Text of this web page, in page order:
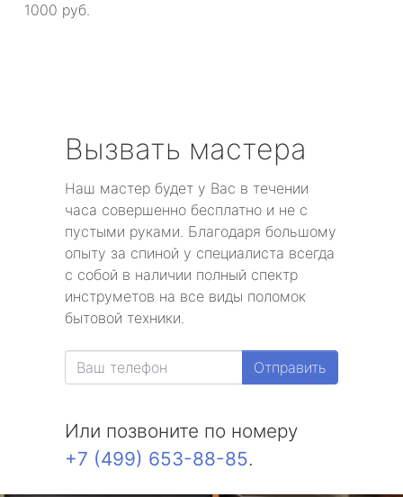
1000 руб.
Вызвать мастера
Наш мастер будет у Вас в течении
часа совершенно бесплатно и не с
пустыми руками. Благодаря большому
опыту за спиной у специалиста всегда
с собой в наличии полный спектр
инструметов на все виды поломок
бытовой техники.
Отправить
Или позвоните по номеру
+7 (499) 653-88-85.